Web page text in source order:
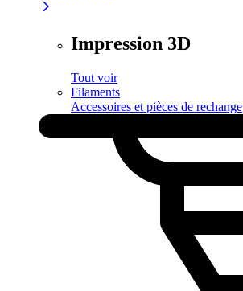
Impression 3D
Tout voir
Filaments
Accessoires et pièces de rechange